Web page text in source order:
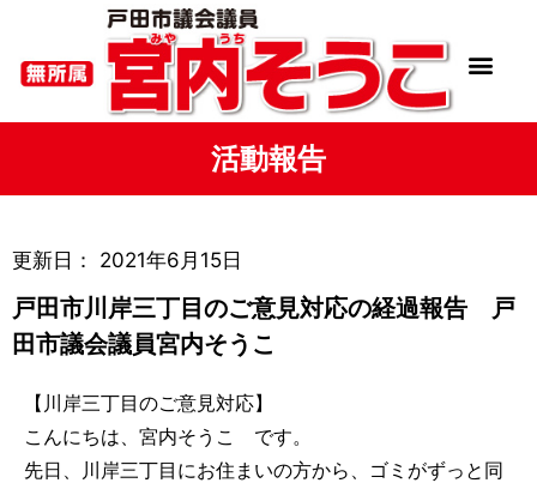
活動報告
更新日： 2021年6月15日
戸田市川岸三丁目のご意見対応の経過報告 戸
田市議会議員宮内そうこ
【川岸三丁目のご意見対応】
こんにちは、宮内そうこ です。
先日、川岸三丁目にお住まいの方から、ゴミがずっと同